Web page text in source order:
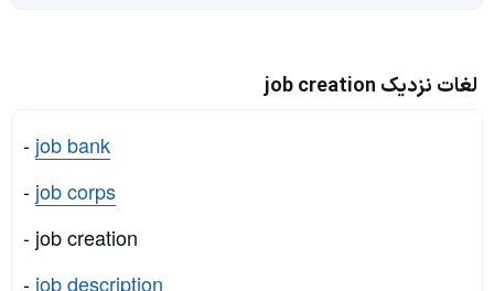
لغات نزدیک job creation
- job bank
- job corps
- job creation
- job description